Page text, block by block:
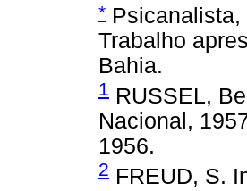
*
Trabalho
Bahia.
1 RUSSEL,
Nacional,
1956.
2 FREUD, S.